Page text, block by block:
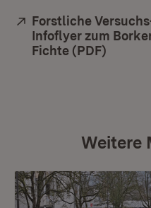
Extern:
Forstliche
Infoflyer zum
Fichte (PDF)
Weitere